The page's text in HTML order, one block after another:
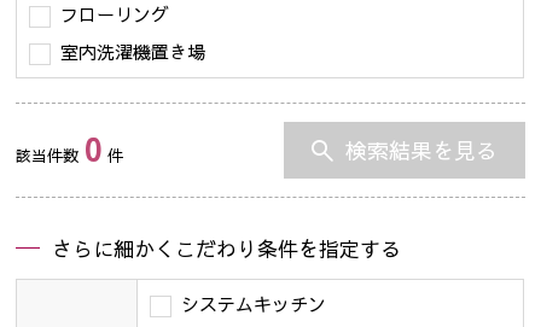
フローリング
室内洗濯機置き場
該当件数 0 件 検索結果を見る
さらに細かくこだわり条件を指定する
システムキッチン